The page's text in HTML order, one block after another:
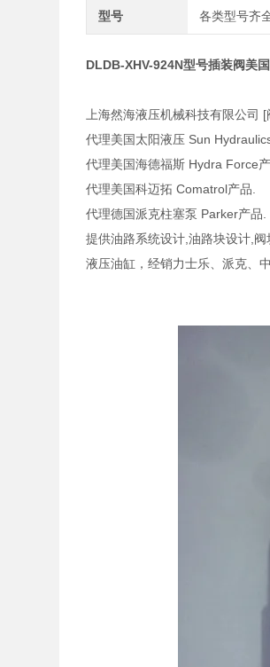
型号 各类型号齐
DLDB-XHV-924N型号插装阀美
上海然海液压机械科技有限公司
代理美国太阳液压 Sun
代理美国海德福斯 Hydra Force产
代理美国科迈拓 Comatrol产品.
代理德国派克柱塞泵 Parker产品.
提供油路系统设计,油路块设计,阀
液压油缸，经销力士乐、派克、